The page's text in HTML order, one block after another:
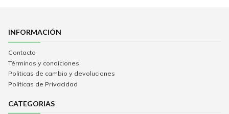
INFORMACIÓN
Contacto
Términos y condiciones
Politicas de cambio y devoluciones
Politicas de Privacidad
CATEGORIAS